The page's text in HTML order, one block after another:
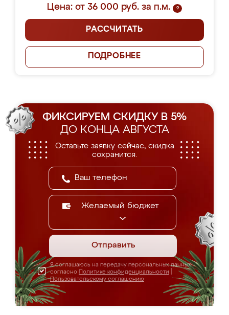
Цена: от 36 000 руб. за п.м.
?
РАССЧИТАТЬ
ПОДРОБНЕЕ
ФИКСИРУЕМ СКИДКУ В 5%
ДО КОНЦА АВГУСТА
Оставьте заявку сейчас, скидка
сохранится.
Желаемый бюджет
Отправить
Я соглашаюсь на передачу персональных данных
согласно Политике конфиденциальности
Пользовательскому соглашению